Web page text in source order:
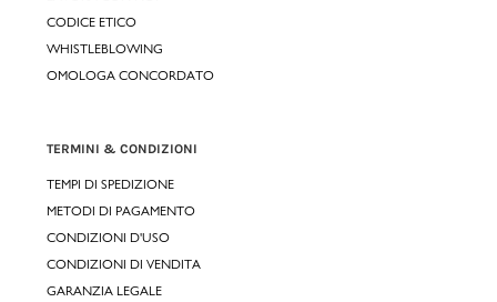
CODICE ETICO
WHISTLEBLOWING
OMOLOGA CONCORDATO
TERMINI & CONDIZIONI
TEMPI DI SPEDIZIONE
METODI DI PAGAMENTO
CONDIZIONI D'USO
CONDIZIONI DI VENDITA
GARANZIA LEGALE